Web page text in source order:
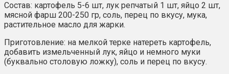
Состав: картофель 5-6 шт, лук репчатый 1 шт, яйцо 2 шт,
мясной фарш 200-250 гр, соль, перец по вкусу, мука,
растительное масло для жарки.
Приготовление: на мелкой терке натереть картофель,
добавить измельченный лук, яйцо и немного муки
(буквально столовую ложку), соль и перец по вкусу.